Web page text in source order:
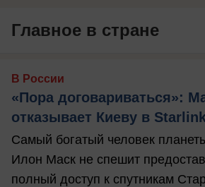
Главное в стране
В России
«Пора договариваться»:
отказывает Киеву в
Самый богатый человек
Илон Маск не спешит
полный доступ к спутникам